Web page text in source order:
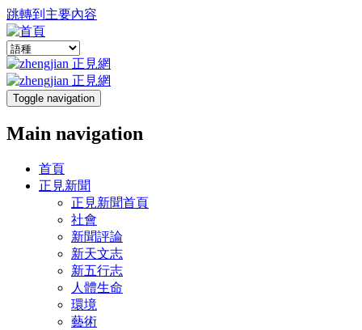
跳轉到主要內容
Toggle navigation
Main navigation
首頁
正見新聞
正見新聞首頁
社會
新聞評論
新天文志
新五行志
人體生命
環境
藝術